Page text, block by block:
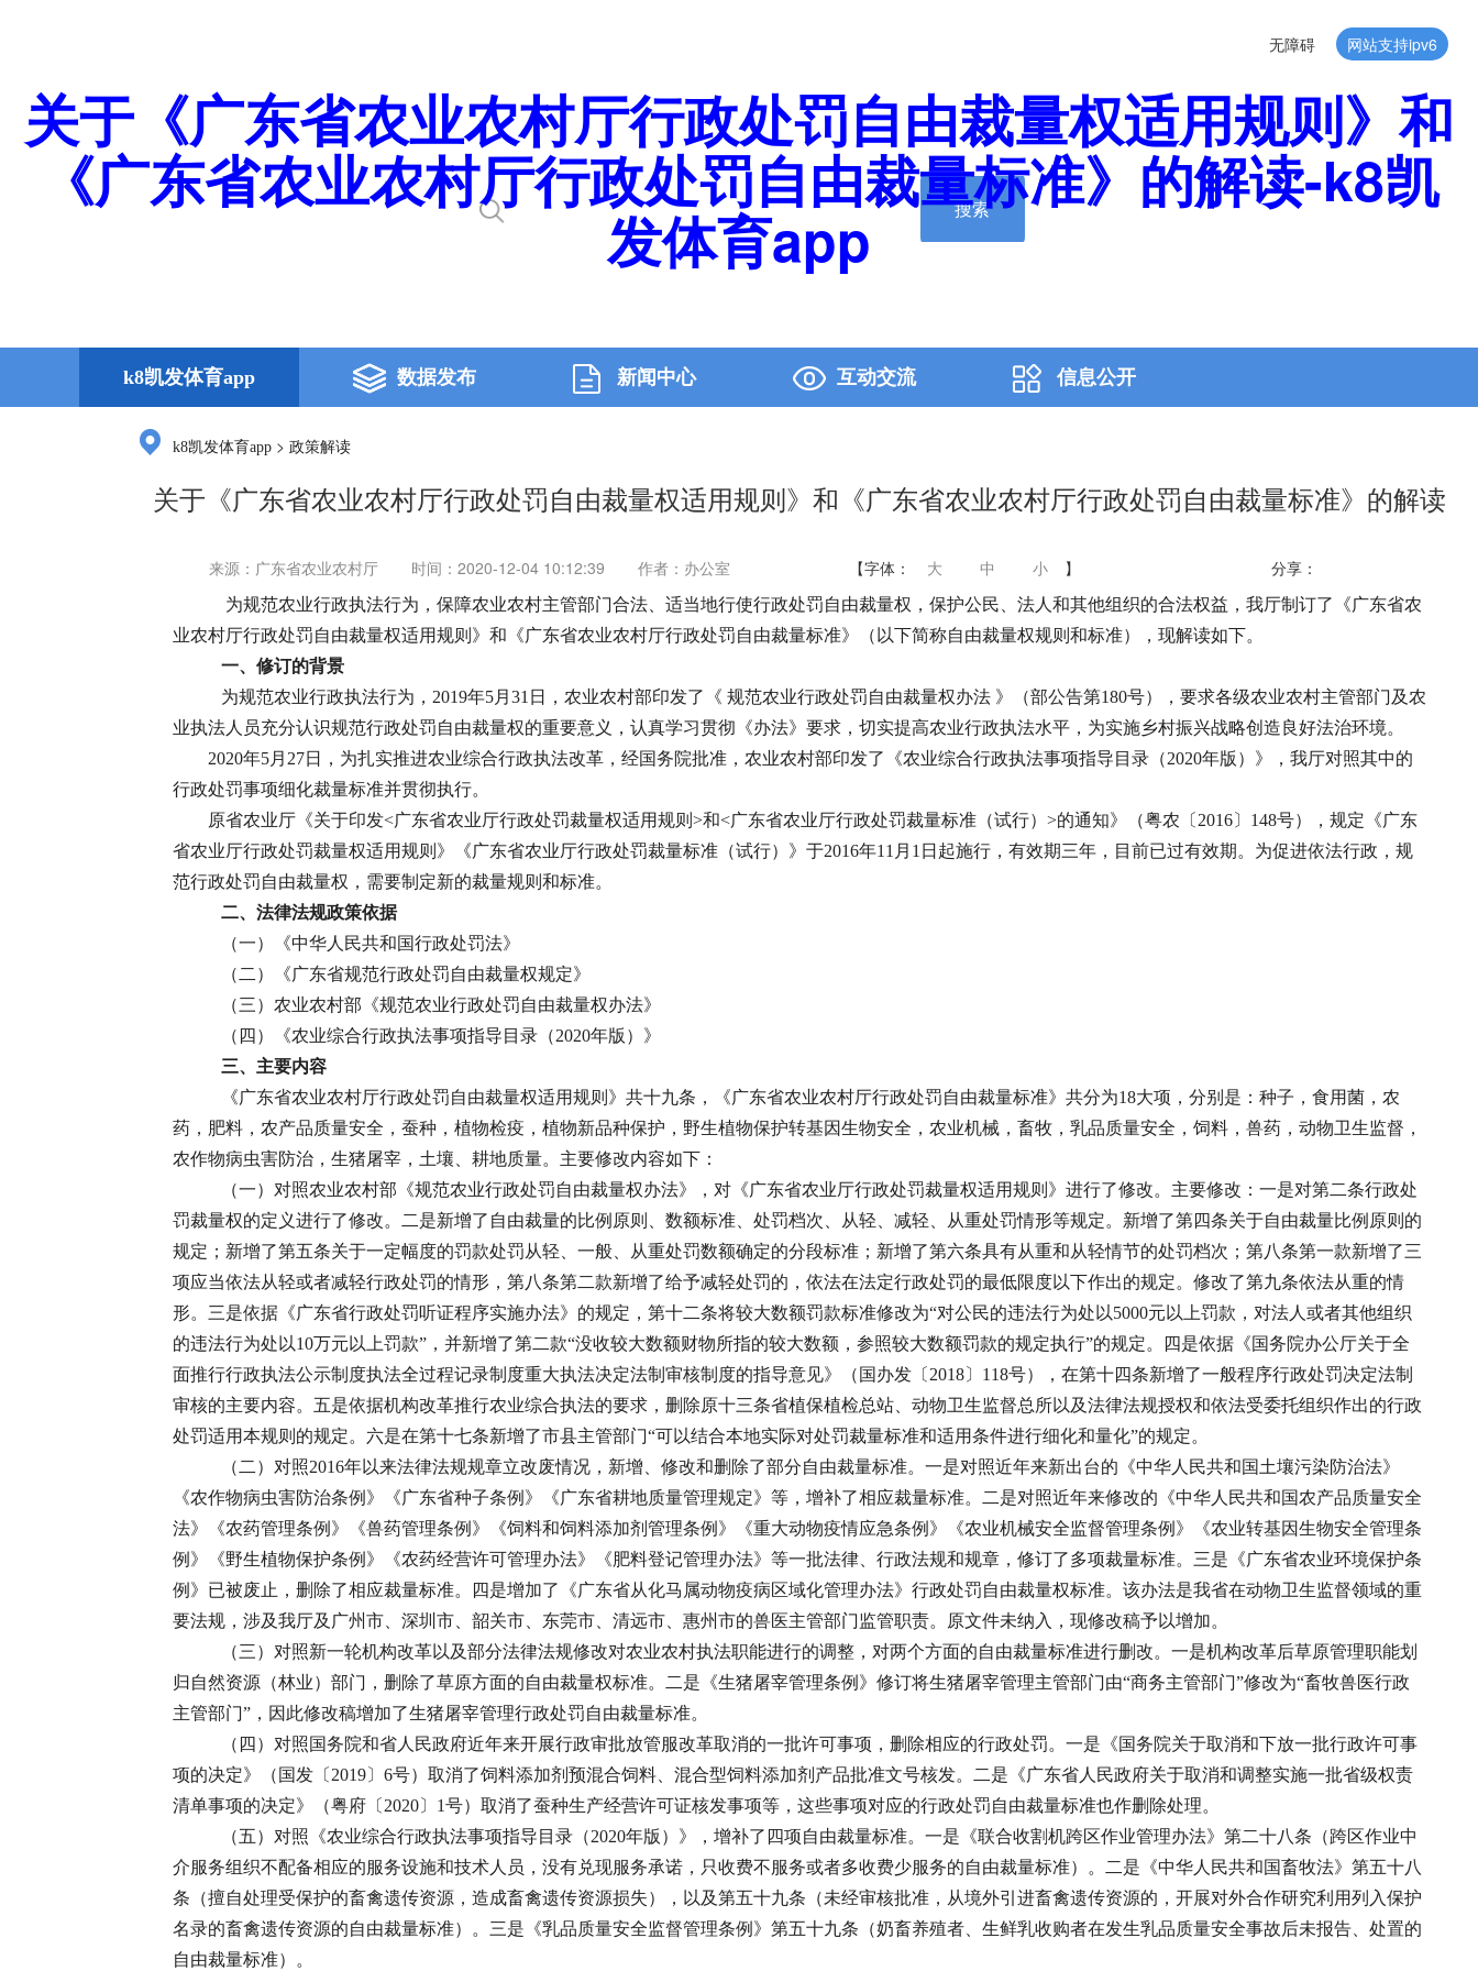
无障碍 网站支持ipv6
关于《广东省农业农村厅行政处罚自由裁量权适用规则》和
《广东省农业农村厅行政处罚自由裁量标准》的解读-k8凯
发体育app 搜索
k8凯发体育app 数据发布 新闻中心 互动交流 信息公开
k8凯发体育app > 政策解读
关于《广东省农业农村厅行政处罚自由裁量权适用规则》和《广东省农业农村厅行政处罚自由裁量标准》的解读
来源：广东省农业农村厅 时间：2020-12-04 10:12:39 作者：办公室 【字体： 大 中 小 】 分享：
为规范农业行政执法行为，保障农业农村主管部门合法、适当地行使行政处罚自由裁量权，保护公民、法人和其他组织的合法权益，我厅制订了《广东省农
业农村厅行政处罚自由裁量权适用规则》和《广东省农业农村厅行政处罚自由裁量标准》（以下简称自由裁量权规则和标准），现解读如下。
一、修订的背景
为规范农业行政执法行为，2019年5月31日，农业农村部印发了《 规范农业行政处罚自由裁量权办法 》（部公告第180号），要求各级农业农村主管部门及农
业执法人员充分认识规范行政处罚自由裁量权的重要意义，认真学习贯彻《办法》要求，切实提高农业行政执法水平，为实施乡村振兴战略创造良好法治环境。
2020年5月27日，为扎实推进农业综合行政执法改革，经国务院批准，农业农村部印发了《农业综合行政执法事项指导目录（2020年版）》，我厅对照其中的
行政处罚事项细化裁量标准并贯彻执行。
原省农业厅《关于印发<广东省农业厅行政处罚裁量权适用规则>和<广东省农业厅行政处罚裁量标准（试行）>的通知》（粤农〔2016〕148号），规定《广东
省农业厅行政处罚裁量权适用规则》《广东省农业厅行政处罚裁量标准（试行）》于2016年11月1日起施行，有效期三年，目前已过有效期。为促进依法行政，规
范行政处罚自由裁量权，需要制定新的裁量规则和标准。
二、法律法规政策依据
（一）《中华人民共和国行政处罚法》
（二）《广东省规范行政处罚自由裁量权规定》
（三）农业农村部《规范农业行政处罚自由裁量权办法》
（四）《农业综合行政执法事项指导目录（2020年版）》
三、主要内容
《广东省农业农村厅行政处罚自由裁量权适用规则》共十九条，《广东省农业农村厅行政处罚自由裁量标准》共分为18大项，分别是：种子，食用菌，农
药，肥料，农产品质量安全，蚕种，植物检疫，植物新品种保护，野生植物保护转基因生物安全，农业机械，畜牧，乳品质量安全，饲料，兽药，动物卫生监督，
农作物病虫害防治，生猪屠宰，土壤、耕地质量。主要修改内容如下：
（一）对照农业农村部《规范农业行政处罚自由裁量权办法》，对《广东省农业厅行政处罚裁量权适用规则》进行了修改。主要修改：一是对第二条行政处
罚裁量权的定义进行了修改。二是新增了自由裁量的比例原则、数额标准、处罚档次、从轻、减轻、从重处罚情形等规定。新增了第四条关于自由裁量比例原则的
规定；新增了第五条关于一定幅度的罚款处罚从轻、一般、从重处罚数额确定的分段标准；新增了第六条具有从重和从轻情节的处罚档次；第八条第一款新增了三
项应当依法从轻或者减轻行政处罚的情形，第八条第二款新增了给予减轻处罚的，依法在法定行政处罚的最低限度以下作出的规定。修改了第九条依法从重的情
形。三是依据《广东省行政处罚听证程序实施办法》的规定，第十二条将较大数额罚款标准修改为“对公民的违法行为处以5000元以上罚款，对法人或者其他组织
的违法行为处以10万元以上罚款”，并新增了第二款“没收较大数额财物所指的较大数额，参照较大数额罚款的规定执行”的规定。四是依据《国务院办公厅关于全
面推行行政执法公示制度执法全过程记录制度重大执法决定法制审核制度的指导意见》（国办发〔2018〕118号），在第十四条新增了一般程序行政处罚决定法制
审核的主要内容。五是依据机构改革推行农业综合执法的要求，删除原十三条省植保植检总站、动物卫生监督总所以及法律法规授权和依法受委托组织作出的行政
处罚适用本规则的规定。六是在第十七条新增了市县主管部门“可以结合本地实际对处罚裁量标准和适用条件进行细化和量化”的规定。
（二）对照2016年以来法律法规规章立改废情况，新增、修改和删除了部分自由裁量标准。一是对照近年来新出台的《中华人民共和国土壤污染防治法》
《农作物病虫害防治条例》《广东省种子条例》《广东省耕地质量管理规定》等，增补了相应裁量标准。二是对照近年来修改的《中华人民共和国农产品质量安全
法》《农药管理条例》《兽药管理条例》《饲料和饲料添加剂管理条例》《重大动物疫情应急条例》《农业机械安全监督管理条例》《农业转基因生物安全管理条
例》《野生植物保护条例》《农药经营许可管理办法》《肥料登记管理办法》等一批法律、行政法规和规章，修订了多项裁量标准。三是《广东省农业环境保护条
例》已被废止，删除了相应裁量标准。四是增加了《广东省从化马属动物疫病区域化管理办法》行政处罚自由裁量权标准。该办法是我省在动物卫生监督领域的重
要法规，涉及我厅及广州市、深圳市、韶关市、东莞市、清远市、惠州市的兽医主管部门监管职责。原文件未纳入，现修改稿予以增加。
（三）对照新一轮机构改革以及部分法律法规修改对农业农村执法职能进行的调整，对两个方面的自由裁量标准进行删改。一是机构改革后草原管理职能划
归自然资源（林业）部门，删除了草原方面的自由裁量权标准。二是《生猪屠宰管理条例》修订将生猪屠宰管理主管部门由“商务主管部门”修改为“畜牧兽医行政
主管部门”，因此修改稿增加了生猪屠宰管理行政处罚自由裁量标准。
（四）对照国务院和省人民政府近年来开展行政审批放管服改革取消的一批许可事项，删除相应的行政处罚。一是《国务院关于取消和下放一批行政许可事
项的决定》（国发〔2019〕6号）取消了饲料添加剂预混合饲料、混合型饲料添加剂产品批准文号核发。二是《广东省人民政府关于取消和调整实施一批省级权责
清单事项的决定》（粤府〔2020〕1号）取消了蚕种生产经营许可证核发事项等，这些事项对应的行政处罚自由裁量标准也作删除处理。
（五）对照《农业综合行政执法事项指导目录（2020年版）》，增补了四项自由裁量标准。一是《联合收割机跨区作业管理办法》第二十八条（跨区作业中
介服务组织不配备相应的服务设施和技术人员，没有兑现服务承诺，只收费不服务或者多收费少服务的自由裁量标准）。二是《中华人民共和国畜牧法》第五十八
条（擅自处理受保护的畜禽遗传资源，造成畜禽遗传资源损失），以及第五十九条（未经审核批准，从境外引进畜禽遗传资源的，开展对外合作研究利用列入保护
名录的畜禽遗传资源的自由裁量标准）。三是《乳品质量安全监督管理条例》第五十九条（奶畜养殖者、生鲜乳收购者在发生乳品质量安全事故后未报告、处置的
自由裁量标准）。